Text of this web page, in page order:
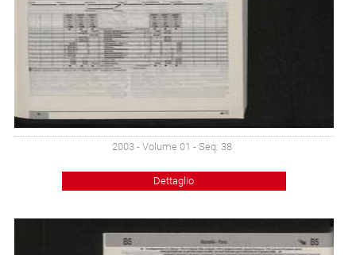
2003 - Volume 01 - Seq: 38
Dettaglio